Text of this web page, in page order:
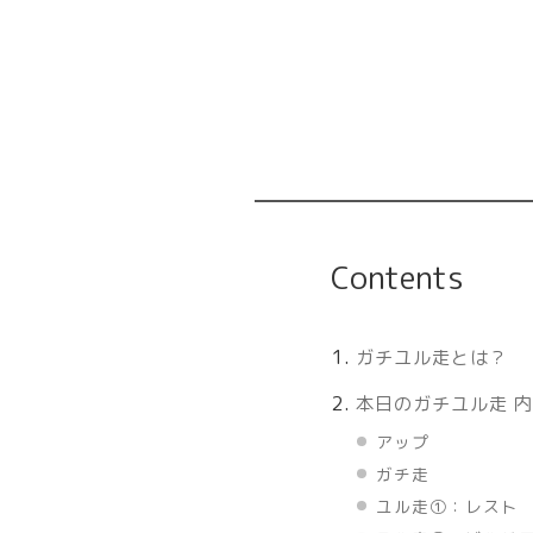
Contents
ガチユル走とは？
本日のガチユル走
アップ
ガチ走
ユル走①：レスト